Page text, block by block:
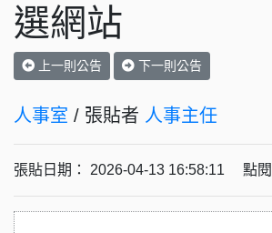
選網站
上一則公告 下一則公告
人事室 / 張貼者 人事主任
張貼日期： 2026-04-13 16:58:11 點閱